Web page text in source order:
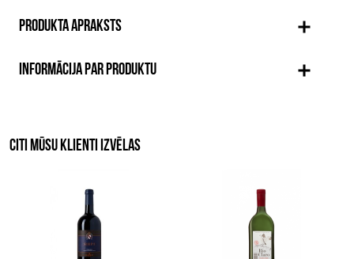
PRODUKTA APRAKSTS
INFORMĀCIJA PAR PRODUKTU
CITI MŪSU KLIENTI IZVĒLAS